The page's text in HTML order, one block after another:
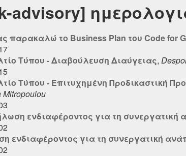
advisory]
παρακαλώ το Business Plan του Code for
Τύπου - Διαβούλευση Διαύγειας,
Τύπου - Επιτυχημένη Προδικαστική
Mitropoulou
ενδιαφέροντος για τη συνεργατική
ενδιαφέροντος για τη συνεργατική